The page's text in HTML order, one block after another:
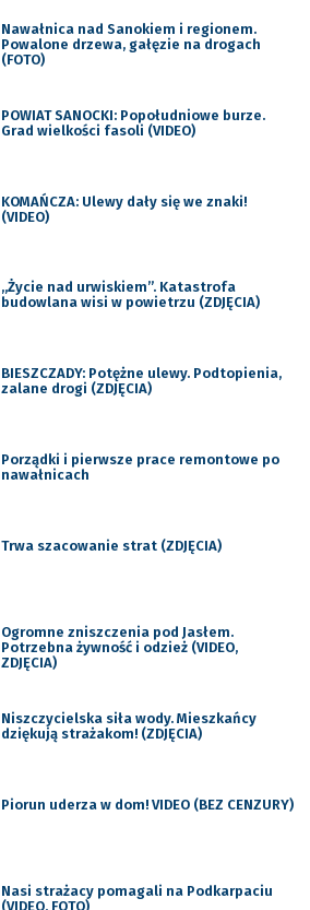
Nawałnica nad Sanokiem i regionem.
Powalone drzewa, gałęzie na drogach
(FOTO)
POWIAT SANOCKI: Popołudniowe burze.
Grad wielkości fasoli (VIDEO)
KOMAŃCZA: Ulewy dały się we znaki!
(VIDEO)
„Życie nad urwiskiem”. Katastrofa
budowlana wisi w powietrzu (ZDJĘCIA)
BIESZCZADY: Potężne ulewy. Podtopienia,
zalane drogi (ZDJĘCIA)
Porządki i pierwsze prace remontowe po
nawałnicach
Trwa szacowanie strat (ZDJĘCIA)
Ogromne zniszczenia pod Jasłem.
Potrzebna żywność i odzież (VIDEO,
ZDJĘCIA)
Niszczycielska siła wody. Mieszkańcy
dziękują strażakom! (ZDJĘCIA)
Piorun uderza w dom! VIDEO (BEZ CENZURY)
Nasi strażacy pomagali na Podkarpaciu
(VIDEO, FOTO)